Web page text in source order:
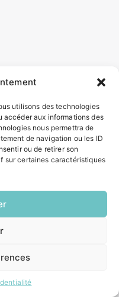
utilisons des technologies
aux informations des
nous permettra de
de navigation ou les ID
ou de retirer son
sur certaines caractéristiques